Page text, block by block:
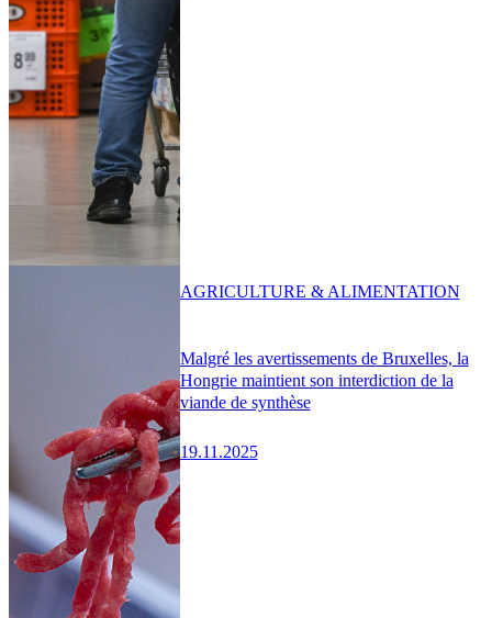
Malgré les avertissements de Bruxelles, la
Hongrie maintient son interdiction de la
viande de synthèse
19.11.2025
AGRICULTURE & ALIMENTATION